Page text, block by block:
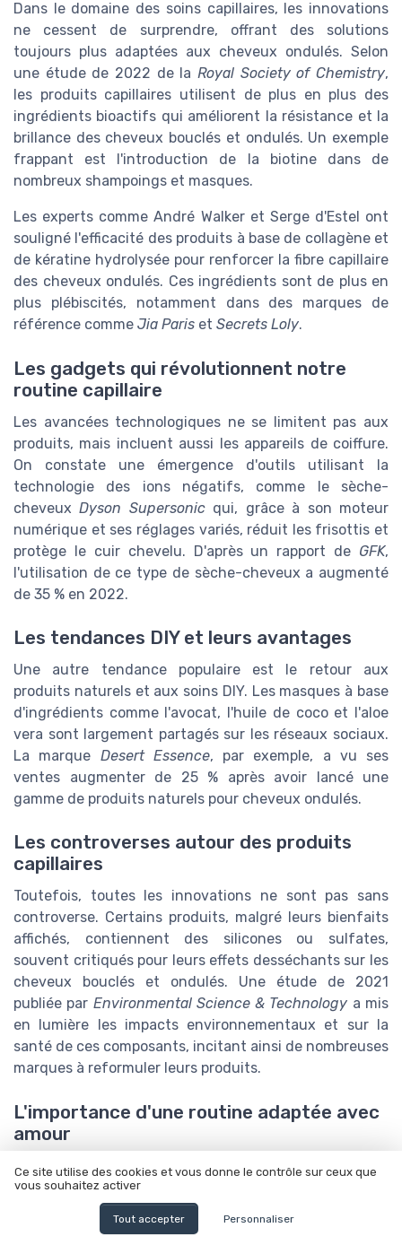
Dans le domaine des soins capillaires, les innovations
ne cessent de surprendre, offrant des solutions
toujours plus adaptées aux cheveux ondulés. Selon
une étude de 2022 de la Royal Society of Chemistry,
les produits capillaires utilisent de plus en plus des
ingrédients bioactifs qui améliorent la résistance et la
brillance des cheveux bouclés et ondulés. Un exemple
frappant est l'introduction de la biotine dans de
nombreux shampoings et masques.
Les experts comme André Walker et Serge d'Estel ont
souligné l'efficacité des produits à base de collagène et
de kératine hydrolysée pour renforcer la fibre capillaire
des cheveux ondulés. Ces ingrédients sont de plus en
plus plébiscités, notamment dans des marques de
référence comme Jia Paris et Secrets Loly.
Les gadgets qui révolutionnent notre
routine capillaire
Les avancées technologiques ne se limitent pas aux
produits, mais incluent aussi les appareils de coiffure.
On constate une émergence d'outils utilisant la
technologie des ions négatifs, comme le sèche-
cheveuxDyson Supersonicqui, grâce à son moteur
numérique et ses réglages variés, réduit les frisottis et
protège le cuir chevelu. D'après un rapport de GFK,
l'utilisation de ce type de sèche-cheveux a augmenté
de 35 % en 2022.
Les tendances DIY et leurs avantages
Une autre tendance populaire est le retour aux
produits naturels et aux soins DIY. Les masques à base
d'ingrédients comme l'avocat, l'huile de coco et l'aloe
vera sont largement partagés sur les réseaux sociaux.
La marque Desert Essence, par exemple, a vu ses
ventes augmenter de 25 % après avoir lancé une
gamme de produits naturels pour cheveux ondulés.
Les controverses autour des produits
capillaires
Toutefois, toutes les innovations ne sont pas sans
controverse. Certains produits, malgré leurs bienfaits
affichés, contiennent des silicones ou sulfates,
souvent critiqués pour leurs effets desséchants sur les
cheveux bouclés et ondulés. Une étude de 2021
publiée par Environmental Science & Technology a mis
en lumière les impacts environnementaux et sur la
santé de ces composants, incitant ainsi de nombreuses
marques à reformuler leurs produits.
L'importance d'une routine adaptée avec
amour
En conclusion, il est essentiel d'adopter une routine qui
corresponde à vos besoins spécifiques. Que ce soit à
travers des technologies innovantes ou des soins
naturels faits maison, prendre soin de vos cheveux
Ce site utilise des cookies et vous donne le contrôle sur ceux que
vous souhaitez activer
Tout accepter Personnaliser